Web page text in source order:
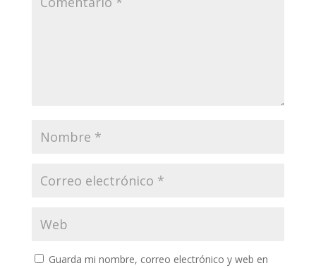
Guarda mi nombre, correo electrónico y web en